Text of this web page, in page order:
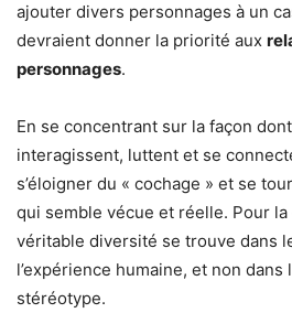
ajouter divers personnages à un
devraient donner la priorité aux
personnages.
En se concentrant sur la façon
interagissent, luttent et se
s’éloigner du « cochage » et se
qui semble vécue et réelle. Pour
véritable diversité se trouve dans
l’expérience humaine, et non dans
stéréotype.